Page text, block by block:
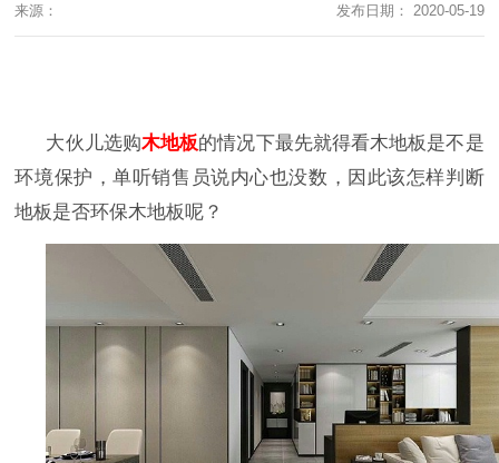
来源： 发布日期： 2020-05-19
大伙儿选购木地板的情况下最先就得看木地板是不是
环境保护，单听销售员说内心也没数，因此该怎样判断
地板是否环保木地板呢？